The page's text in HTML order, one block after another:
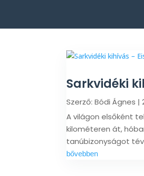
Sarkvidéki
Szerző:Bódi Ágnes |
A világon elsőként
kilométeren át,
tanúbizonyságot
bővebben